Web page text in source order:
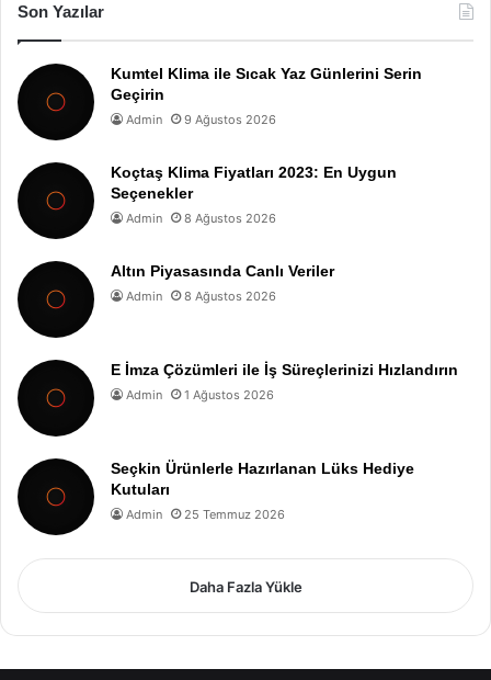
Son Yazılar
Kumtel Klima ile Sıcak Yaz Günlerini Serin
Geçirin
Admin 9 Ağustos 2026
Koçtaş Klima Fiyatları 2023: En Uygun
Seçenekler
Admin 8 Ağustos 2026
Altın Piyasasında Canlı Veriler
Admin 8 Ağustos 2026
E İmza Çözümleri ile İş Süreçlerinizi Hızlandırın
Admin 1 Ağustos 2026
Seçkin Ürünlerle Hazırlanan Lüks Hediye
Kutuları
Admin 25 Temmuz 2026
Daha Fazla Yükle